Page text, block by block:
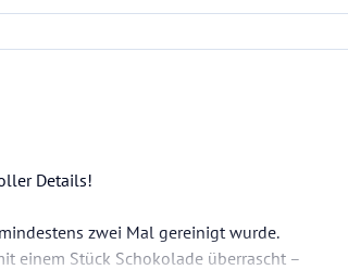
Details!
zwei Mal gereinigt wurde.
einem Stück Schokolade überrascht –